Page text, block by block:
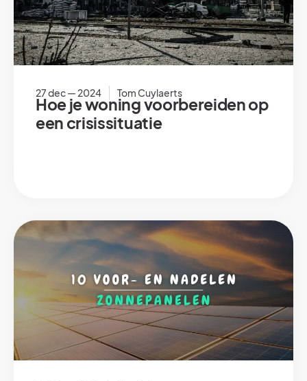
27 dec — 2024 Tom Cuylaerts
Hoe je woning voorbereiden op
een crisissituatie